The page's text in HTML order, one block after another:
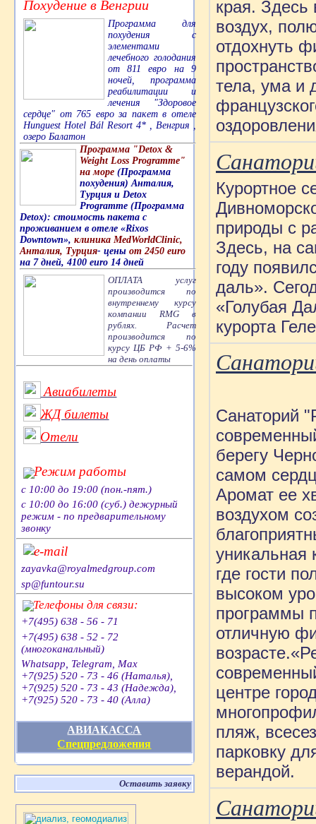
Похудение в Венгрии
Программа для
похудения с
элементами
лечебного голодания
от 811 евро на 9
ночей, программа
реабилитации и
лечения "Здоровое
сердце" от 765 евро за пакет в отеле
Hunguest Hotel Bál Resort 4* , Венгрия ,
озеро Балатон
Программа "Detox &
Weight Loss Programme"
на море (Программа
похудения) Анталия,
Турция и Detox
Programme (Программа
Detox): стоимость пакета с
проживанием в отеле «Rixos
Downtown», клиника MedWorldClinic,
Анталия, Турция- цены от 2450 euro
на 7 дней, 4100 euro 14 дней
ОПЛАТА услуг
производится по
внутреннему курсу
компании RMG в
рублях. Расчет
производится по
курсу ЦБ РФ + 5-6%
на день оплаты
Авиабилеты
ЖД билеты
Отели
Режим работы
с 10:00 до 19:00 (пон.-пят.)
с 10:00 до 16:00 (суб.) дежурный
режим - по предварительному
звонку
e-mail
zayavka@royalmedgroup.com
sp@funtour.su
Телефоны для связи:
+7(495) 638 - 56 - 71
+7(495) 638 - 52 - 72
(многоканальный)
Whatsapp, Telegram, Max
+7(925) 520 - 73 - 46 (Наталья),
+7(925) 520 - 73 - 43 (Надежда),
+7(925) 520 - 73 - 40 (Алла)
АВИАКАССА
Спецпредложения
Оставить заявку
края. Здесь
воздух,
отдохнуть
тела, ума и
Курортное
природы с
Здесь, на
году
даль».
«Голубая
курорта
Санаторий
берегу
самом
Аромат ее
воздухом
уникальная
где гости
высоком
программы
отличную
центре
пляж,
парковку
верандой.